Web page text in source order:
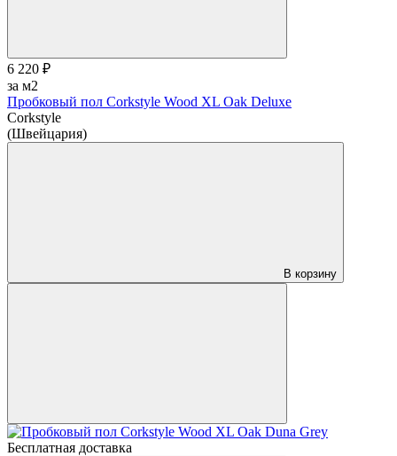
6 220 ₽
за м2
Пробковый пол Corkstyle Wood XL Oak Deluxe
Corkstyle
(Швейцария)
В корзину
Бесплатная доставка